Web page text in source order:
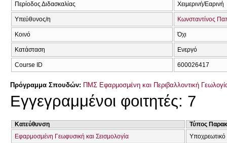
Περίοδος Διδασκαλίας Χειμερινή/Εαρινή
Υπεύθυνος/η Κωνσταντίνος
Κοινό Όχι
Κατάσταση Ενεργό
Course ID 600026417
Πρόγραμμα Σπουδών: ΠΜΣ Εφαρμοσμένη και Περιβαλλοντική
Εγγεγραμμένοι φοιτητές: 7
Κατεύθυνση
Τύπος
Εφαρμοσμένη Γεωφυσική και Σεισμολογία
Υποχρεωτικό